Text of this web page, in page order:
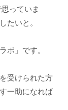
っていま
たいと。
ボ」です。
受けられた方
一助になれば